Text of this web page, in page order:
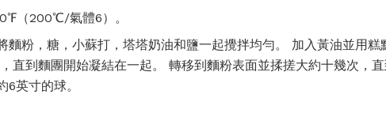
（200℃/氣體6）。
麵粉，糖，小蘇打，塔塔奶油和鹽一起攪拌均勻。 加入黃油並用
直到麵團開始凝結在一起。 轉移到麵粉表面並揉搓大約十幾次，直
6英寸的球。